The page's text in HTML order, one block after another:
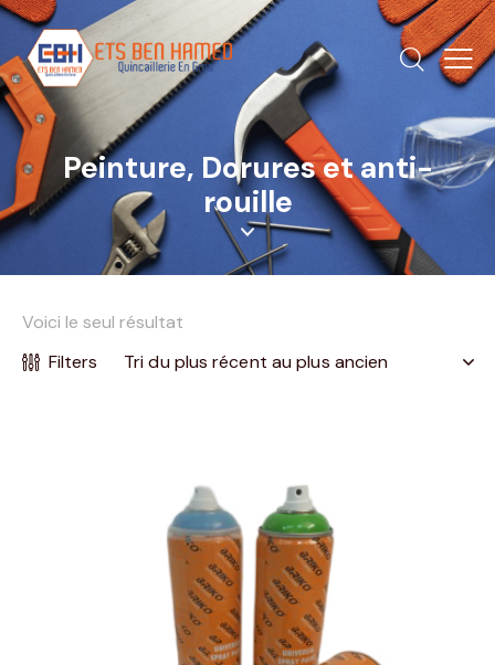
Peinture, Dorures et anti-
rouille
Voici le seul résultat
Filters